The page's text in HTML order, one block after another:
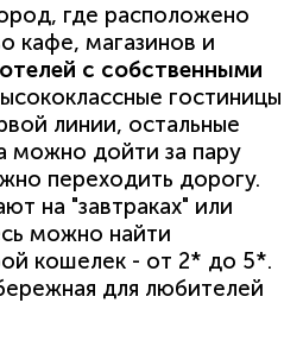
где расположено
кафе, магазинов и
отелей с собственными
гостиницы
линии, остальные
можно дойти за пару
переходить дорогу.
на "завтраках" или
можно найти
кошелек - от 2* до 5*.
для любителей